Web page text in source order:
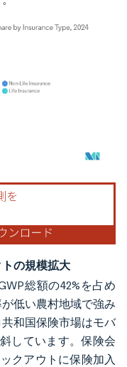
の表示が必要です。
の規模拡大
総額の42%を占め
低い農村地域で強み
和国保険市場はモバ
しています。保険会
クアウトに保険加入